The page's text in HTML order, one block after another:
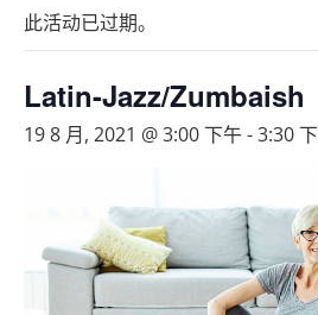
此活动已过期。
Latin-Jazz/Zumbaish
19 8 月, 2021 @ 3:00 下午-3:30